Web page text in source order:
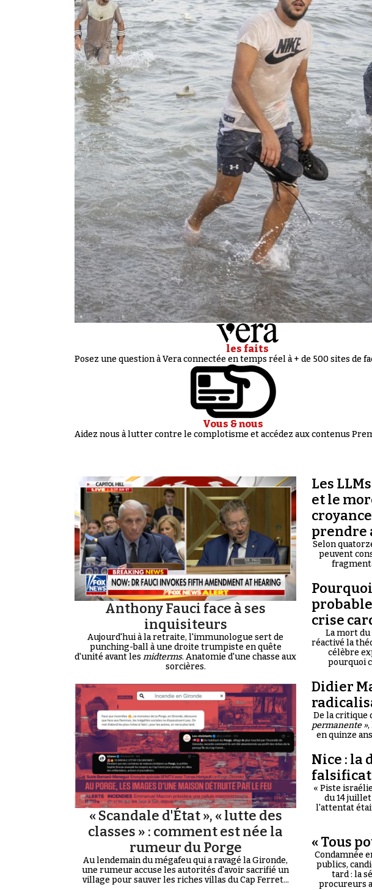
les faits
Posez une question à Vera connectée en temps réel à + de 500 sites de
Vous & nous
Aidez nous à lutter contre le complotisme et accédez aux contenus
Anthony Fauci face à ses
inquisiteurs
Aujourd'hui à la retraite, l'immunologue sert de
punching-ball à une droite trumpiste en quête
d'unité avant les midterms. Anatomie d'une chasse aux
sorcières.
« Scandale d'État », « lutte des
classes » : comment est née la
rumeur du Porge
Au lendemain du mégafeu qui a ravagé la Gironde,
une rumeur accuse les autorités d'avoir sacrifié un
village pour sauver les riches villas du Cap Ferret...
Les
et le
prendre
Selon
peuvent
crise
La mort
réactivé la
célèbre
pourquoi
Didier
De la critique
permanente »,
en quinze
Nice : la
« Piste
du 14
l'attentat
« Tous
Condamnée
publics,
tard : la
procureurs